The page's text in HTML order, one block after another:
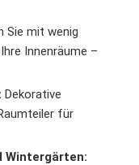
Sie mit wenig
Innenräume –
Dekorative
für
Wintergärten: